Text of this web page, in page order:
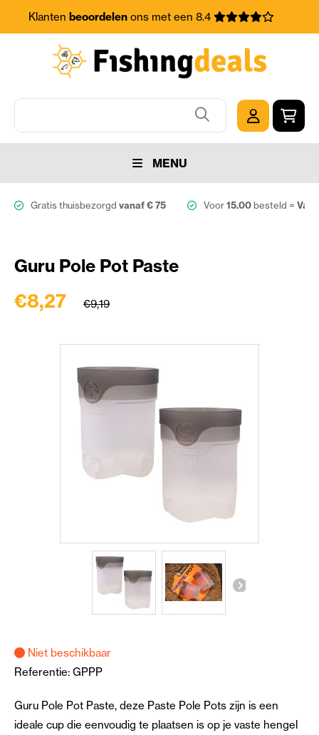
Klanten beoordelenons met een 8.4
MENU
Gratis thuisbezorgd vanaf € 75 Voor15.00besteld =
Guru Pole Pot Paste
€8,27 €9,19
Niet beschikbaar
Referentie: GPPP
Guru Pole Pot Paste, deze Paste Pole Pots zijn is een
ideale cup die eenvoudig te plaatsen is op je vaste hengel